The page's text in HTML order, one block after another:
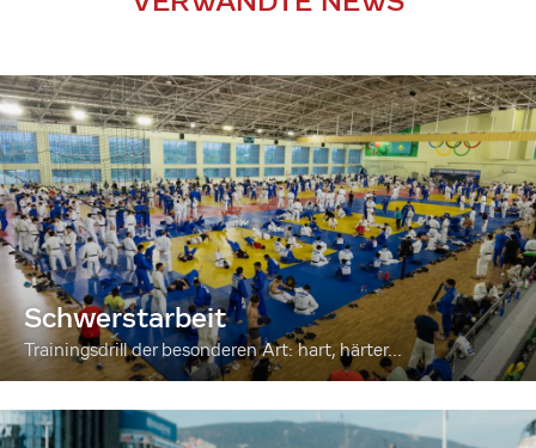
Schwerstarbeit
Trainingsdrill der besonderen Art: hart, härter...